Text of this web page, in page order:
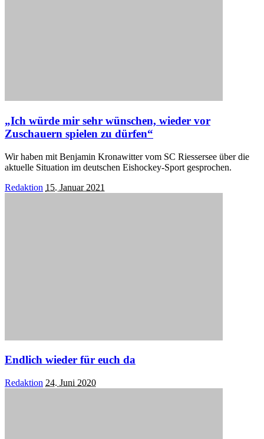
„Ich würde mir sehr wünschen, wieder vor
Zuschauern spielen zu dürfen“
Wir haben mit Benjamin Kronawitter vom SC Riessersee über die
aktuelle Situation im deutschen Eishockey-Sport gesprochen.
Posted
Redaktion 15. Januar 2021
Endlich wieder für euch da
Posted
Redaktion 24. Juni 2020